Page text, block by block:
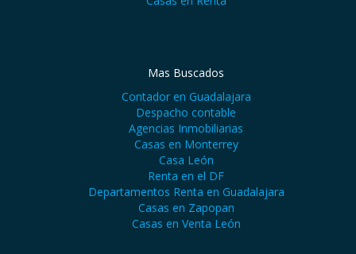
Mas Buscados
Contador en Guadalajara
Despacho contable
Agencias Inmobiliarias
Casas en Monterrey
Casa León
Renta en el DF
Departamentos Renta en Guadalajara
Casas en Zapopan
Casas en Venta León